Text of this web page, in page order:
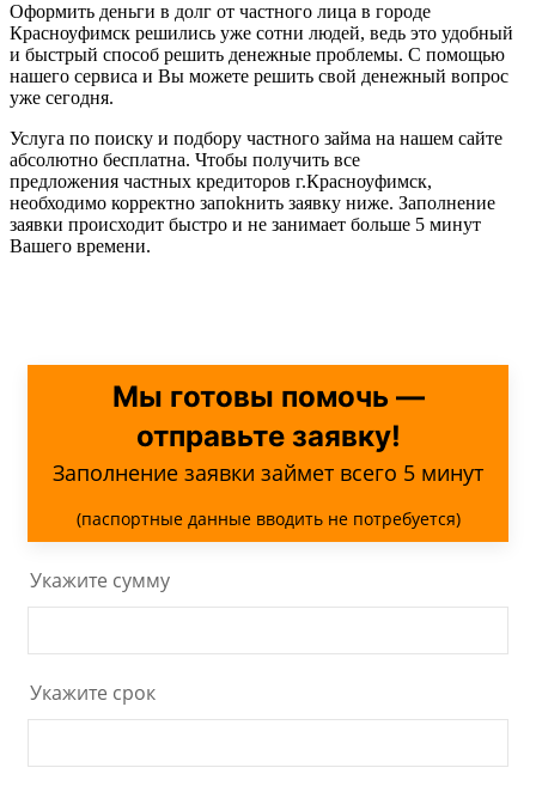
Оформить деньги в долг от частного лица в городе
Красноуфимск решились уже сотни людей, ведь это удобный
и быстрый способ решить денежные проблемы. С помощью
нашего сервиса и Вы можете решить свой денежный вопрос
уже сегодня.
Услуга по поиску и подбору частного займа на нашем сайте
абсолютно бесплатна. Чтобы получить все
предложения частных кредиторов г.Красноуфимск,
необходимо корректно запоkнить заявку ниже. Заполнение
заявки происходит быстро и не занимает больше 5 минут
Вашего времени.